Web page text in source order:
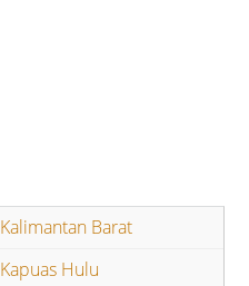
Kalimantan Barat
Kapuas Hulu